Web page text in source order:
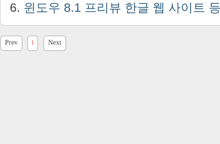
윈도우 8.1 프리뷰 한글 웹 사이트
Prev 1 Next